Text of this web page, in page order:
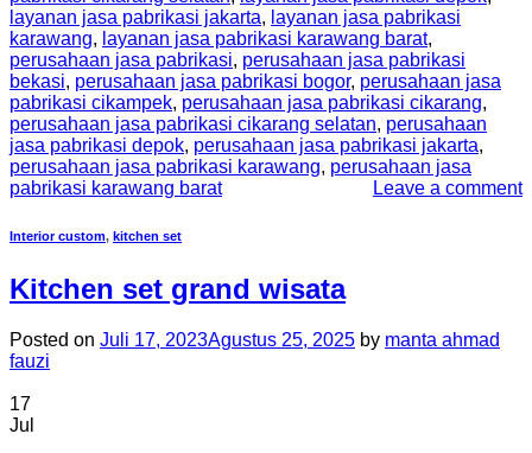
layanan jasa pabrikasi jakarta, layanan jasa pabrikasi
karawang, layanan jasa pabrikasi karawang barat,
perusahaan jasa pabrikasi, perusahaan jasa pabrikasi
bekasi, perusahaan jasa pabrikasi bogor, perusahaan jasa
pabrikasi cikampek, perusahaan jasa pabrikasi cikarang,
perusahaan jasa pabrikasi cikarang selatan, perusahaan
jasa pabrikasi depok, perusahaan jasa pabrikasi jakarta,
perusahaan jasa pabrikasi karawang, perusahaan jasa
pabrikasi karawang barat
Leave a comment
Interior custom, kitchen set
Kitchen set grand wisata
Posted on Juli 17, 2023Agustus 25, 2025 by manta ahmad
fauzi
17
Jul